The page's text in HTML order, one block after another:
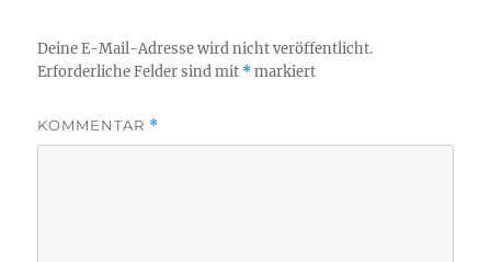
Deine E-Mail-Adresse wird nicht veröffentlicht.
Erforderliche Felder sind mit *markiert
KOMMENTAR *